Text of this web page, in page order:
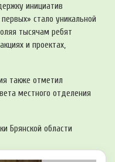
инициатив
стало уникальной
тысячам ребят
и проектах,
также отметил
местного отделения
Брянской области